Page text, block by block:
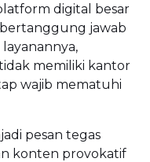
digital besar
jawab
memiliki kantor
wajib mematuhi
pesan tegas
konten provokatif